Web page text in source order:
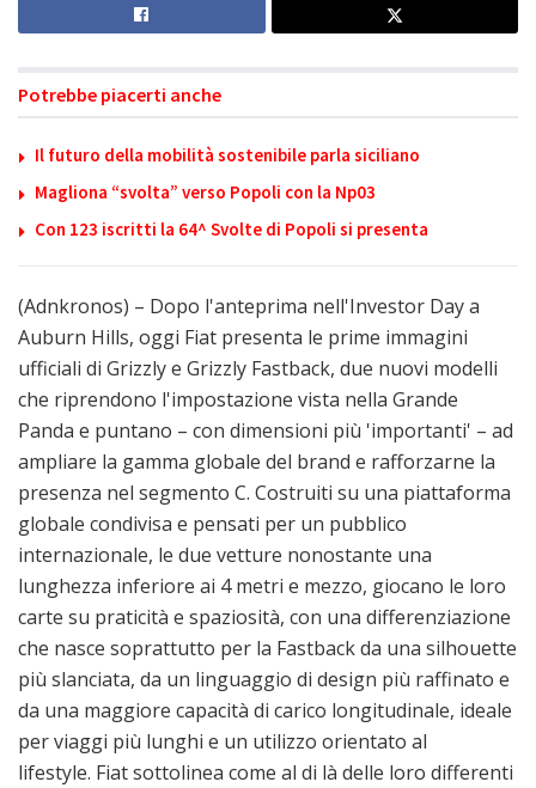
Potrebbe piacerti anche
Il futuro della mobilità sostenibile parla siciliano
Magliona “svolta” verso Popoli con la Np03
Con 123 iscritti la 64^ Svolte di Popoli si presenta
(Adnkronos) – Dopo l'anteprima nell'Investor Day a
Auburn Hills, oggi Fiat presenta le prime immagini
ufficiali di Grizzly e Grizzly Fastback, due nuovi modelli
che riprendono l'impostazione vista nella Grande
Panda e puntano – con dimensioni più 'importanti' – ad
ampliare la gamma globale del brand e rafforzarne la
presenza nel segmento C. Costruiti su una piattaforma
globale condivisa e pensati per un pubblico
internazionale, le due vetture nonostante una
lunghezza inferiore ai 4 metri e mezzo, giocano le loro
carte su praticità e spaziosità, con una differenziazione
che nasce soprattutto per la Fastback da una silhouette
più slanciata, da un linguaggio di design più raffinato e
da una maggiore capacità di carico longitudinale, ideale
per viaggi più lunghi e un utilizzo orientato al
lifestyle. Fiat sottolinea come al di là delle loro differenti